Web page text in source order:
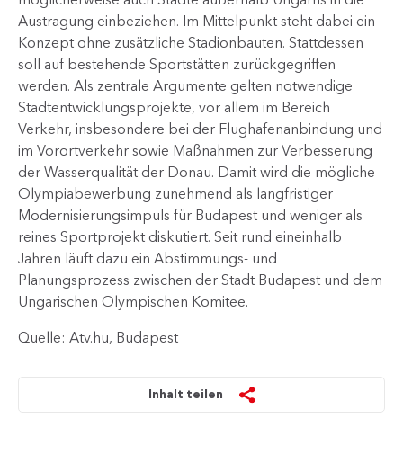
Austragung einbeziehen. Im Mittel​​​​punkt st​​eht dabei ​ein
Konzept ohne zusätzliche Stadionbauten. Stattdessen
soll auf bestehende Sportstätten zurückgegriffen
werden​. Als zentrale Argumente gelten notwendige
Stadtentwicklungsprojekte, vor allem im Bereich
Verkehr, insbesondere bei der Flughafenanbindung und
im Vorortverkeh​r sowie Maßnahmen zur Verbesserung
der Wasserqualität der Donau. Damit wird die mögliche
Olympiabewerbung zunehmend als langfristiger
Modernisierungsimpuls für Bu​​dapest und weniger als
reines Sportprojekt diskutiert. Seit rund eineinhalb
Jahren läuft dazu ein Abstimmungs- und
Planungsprozess​ zwischen der Stadt Budapest und dem
Ungarischen Olympischen Komitee.
Quelle: Atv.hu, Budapest
Inhalt teilen